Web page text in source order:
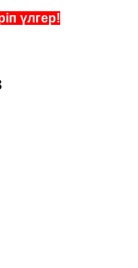
үлгер!